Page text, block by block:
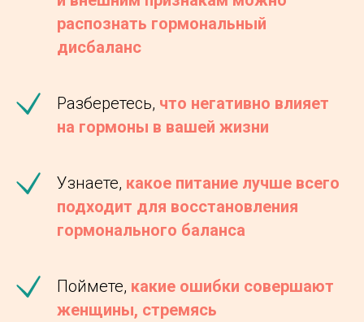
распознать гормональный
дисбаланс
Разберетесь, что негативно влияет
на гормоны в вашей жизни
Узнаете, какое питание лучше всего
подходит для восстановления
гормонального баланса
Поймете, какие ошибки совершают
женщины, стремясь